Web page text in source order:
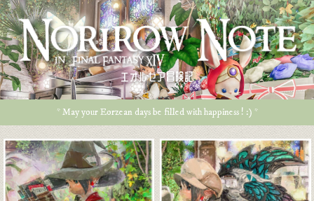
エオルゼア冒険記
* May your Eorzean days be filled with happiness ! :) *